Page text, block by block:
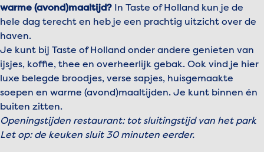
warme (avond)maaltijd? In Taste of Holland kun je de
hele dag terecht en heb je een prachtig uitzicht over de
haven.
Je kunt bij Taste of Holland onder andere genieten van
ijsjes, koffie, thee en overheerlijk gebak. Ook vind je hier
luxe belegde broodjes, verse sapjes, huisgemaakte
soepen en warme (avond)maaltijden. Je kunt binnen én
buiten zitten.
Openingstijden restaurant: tot sluitingstijd van het park
Let op: de keuken sluit 30 minuten eerder.